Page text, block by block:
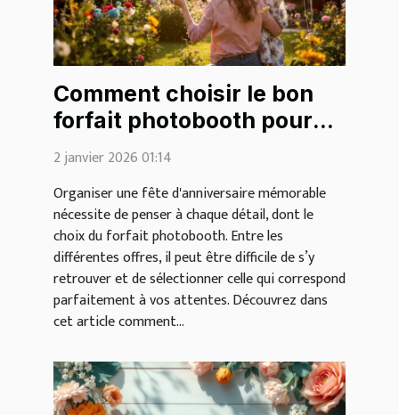
Comment choisir le bon
forfait photobooth pour
votre fête d'anniversaire ?
2 janvier 2026 01:14
Organiser une fête d'anniversaire mémorable
nécessite de penser à chaque détail, dont le
choix du forfait photobooth. Entre les
différentes offres, il peut être difficile de s’y
retrouver et de sélectionner celle qui correspond
parfaitement à vos attentes. Découvrez dans
cet article comment...